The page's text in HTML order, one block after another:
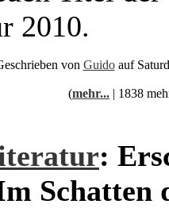
2010.
von Guidoauf
(mehr... | 1838
:
Schatten